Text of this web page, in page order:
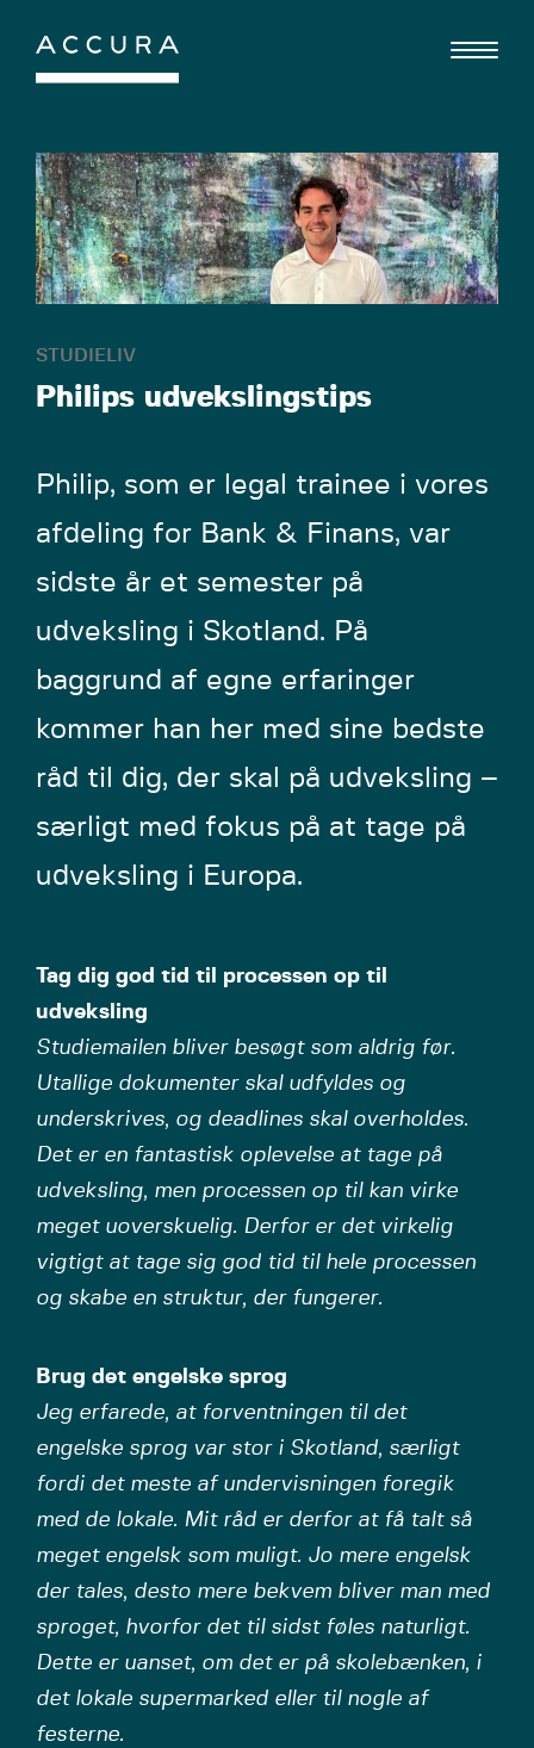
Gå
indhold
STUDIELIV
Philips udvekslingstips
Philip, som er legal trainee i vores
afdeling for Bank & Finans, var
sidste år et semester på
udveksling i Skotland. På
baggrund af egne erfaringer
kommer han her med sine bedste
råd til dig, der skal på udveksling –
særligt med fokus på at tage på
udveksling i Europa.
Tag dig god tid til processen op til
udveksling
Studiemailen bliver besøgt som aldrig før.
Utallige dokumenter skal udfyldes og
underskrives, og deadlines skal overholdes.
Det er en fantastisk oplevelse at tage på
udveksling, men processen op til kan virke
meget uoverskuelig. Derfor er det virkelig
vigtigt at tage sig god tid til hele processen
og skabe en struktur, der fungerer.
Brug det engelske sprog
Jeg erfarede, at forventningen til det
engelske sprog var stor i Skotland, særligt
fordi det meste af undervisningen foregik
med de lokale. Mit råd er derfor at få talt så
meget engelsk som muligt. Jo mere engelsk
der tales, desto mere bekvem bliver man med
sproget, hvorfor det til sidst føles naturligt.
Dette er uanset, om det er på skolebænken, i
det lokale supermarked eller til nogle af
festerne.